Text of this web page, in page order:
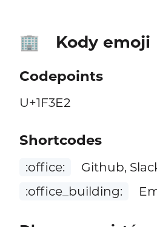
🏢 Kody emoji
Codepoints
U+1F3E2
Shortcodes
:office:
Github,
:office_building: